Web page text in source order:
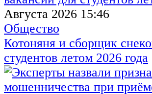
Августа 2026 15:46
Общество
Котоняня и сборщик
студентов летом 2026 года